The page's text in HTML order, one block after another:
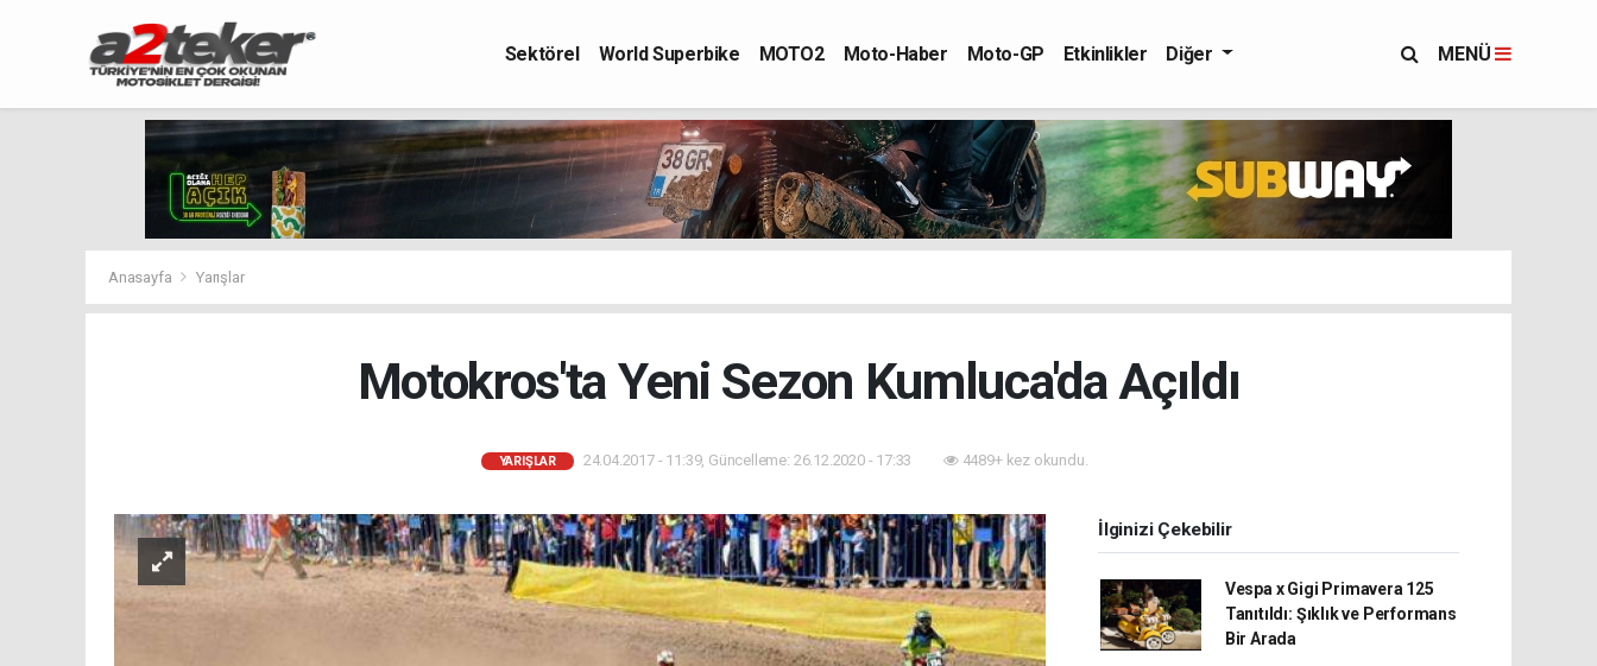
Sektörel World Superbike MOTO2 Moto-Haber Moto-GP Etkinlikler Diğer MENÜ
Anasayfa Yarışlar
Motokros'ta Yeni Sezon Kumluca'da Açıldı
YARIŞLAR 24.04.2017 - 11:39, Güncelleme: 26.12.2020 - 17:33 4489+ kez okundu.
İlginizi Çekebilir
Vespa x Gigi Primavera 125
Tanıtıldı: Şıklık ve Performans
Bir Arada